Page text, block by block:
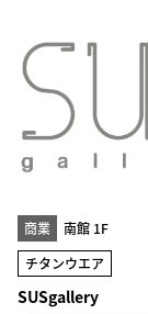
商業
南館 1F
チタンウエア
SUSgallery